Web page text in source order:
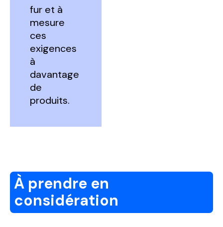
fur et à
mesure
ces
exigences
à
davantage
de
produits.
À prendre en
considération